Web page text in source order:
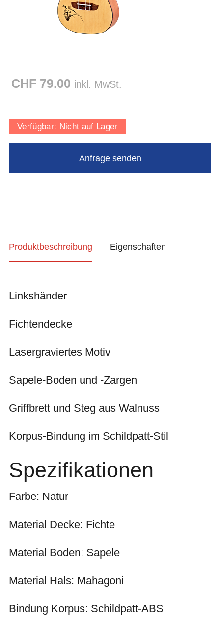
CHF 79.00 inkl. MwSt.
Verfügbar: Nicht auf Lager
Produktbeschreibung Eigenschaften
Linkshänder
Fichtendecke
Lasergraviertes Motiv
Sapele-Boden und -Zargen
Griffbrett und Steg aus Walnuss
Korpus-Bindung im Schildpatt-Stil
Spezifikationen
Farbe: Natur
Material Decke: Fichte
Material Boden: Sapele
Material Hals: Mahagoni
Bindung Korpus: Schildpatt-ABS